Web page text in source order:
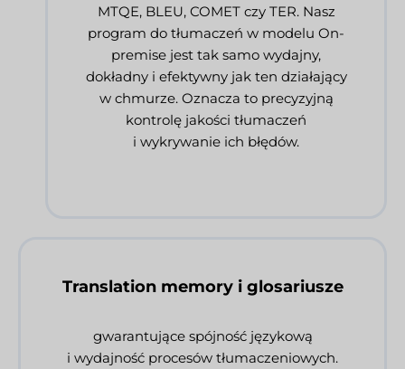
MTQE, BLEU, COMET czy TER. Nasz
program do tłumaczeń w modelu On-
premise jest tak samo wydajny,
dokładny i efektywny jak ten działający
w chmurze. Oznacza to precyzyjną
kontrolę jakości tłumaczeń
i wykrywanie ich błędów.
Translation memory i glosariusze
gwarantujące spójność językową
i wydajność procesów tłumaczeniowych.